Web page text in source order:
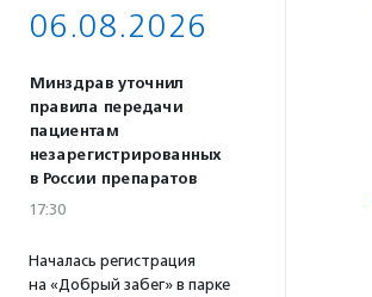
06.08.2026
Минздрав уточнил
правила передачи
пациентам
незарегистрированных
в России препаратов
17:30
Началась регистрация
на «Добрый забег» в парке